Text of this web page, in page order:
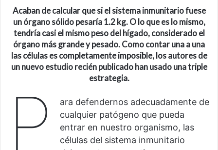
Acaban de calcular que si el sistema inmunitario fuese
un órgano sólido pesaría 1.2 kg. O lo que es lo mismo,
tendría casi el mismo peso del hígado, considerado el
órgano más grande y pesado.Como contar una a una
las células es completamente imposible, los autoresde
un nuevo estudio recién publicadohan usado una triple
estrategia.
P
ara defendernos adecuadamente de
cualquier patógeno que pueda
entrar en nuestro organismo, las
células del sistema inmunitario